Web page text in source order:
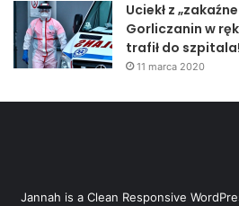
Uciekł z
Gorliczanin w
trafił do szpitala!
11 marca 2020
Jannah is a Clean Responsive